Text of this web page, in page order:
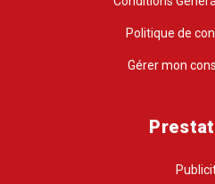
Politique de
Gérer mon